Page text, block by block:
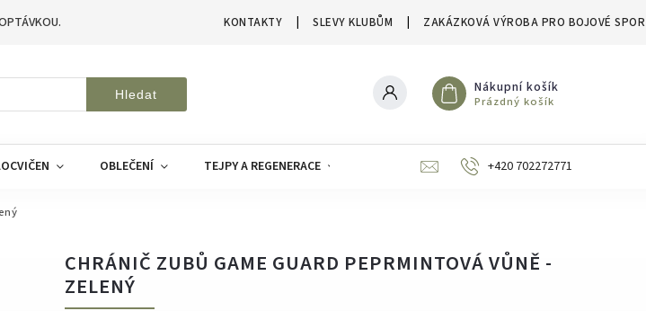
KONTAKTY SLEVY KLUBŮM ZAKÁZKOVÁ VÝROBA PRO BOJOVÉ
Hledat Nákupní košík
Prázdný košík
OBLEČENÍ TEJPY A REGENERACE SLEVY A VÝPRODEJE
+420 702272771
CHRÁNIČ ZUBŮ GAME GUARD PEPRMINTOVÁ VŮNĚ -
ZELENÝ